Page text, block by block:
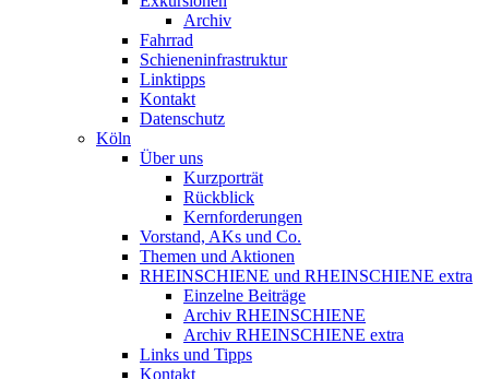
Archiv
Fahrrad
Schieneninfrastruktur
Linktipps
Kontakt
Datenschutz
Köln
Über uns
Kurzporträt
Rückblick
Kernforderungen
Vorstand, AKs und Co.
Themen und Aktionen
RHEINSCHIENE und RHEINSCHIENE extra
Einzelne Beiträge
Archiv RHEINSCHIENE
Archiv RHEINSCHIENE extra
Links und Tipps
Kontakt